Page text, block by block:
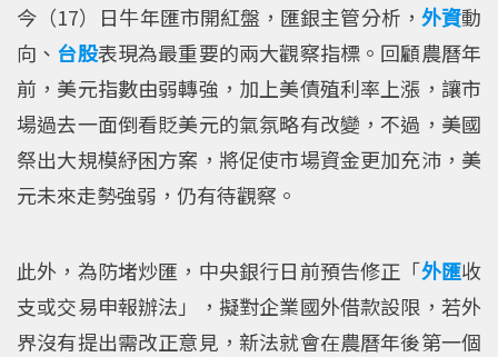
今（17）日牛年匯市開紅盤，匯銀主管分析， 外資動
向、 台股表現為最重要的兩大觀察指標。回顧農曆年
前，美元指數由弱轉強，加上美債殖利率上漲，讓市
場過去一面倒看貶美元的氣氛略有改變，不過，美國
祭出大規模紓困方案，將促使市場資金更加充沛，美
元未來走勢強弱，仍有待觀察。
此外，為防堵炒匯，中央銀行日前預告修正「外匯收
支或交易申報辦法」，擬對企業國外借款設限，若外
界沒有提出需改正意見，新法就會在農曆年後第一個